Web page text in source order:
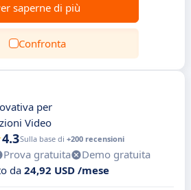
saperne di più
Confronta
per
Video
4.3Sulla base di +200 recensioni
Prova gratuita
Demo gratuita
da 24,92 USD /mese